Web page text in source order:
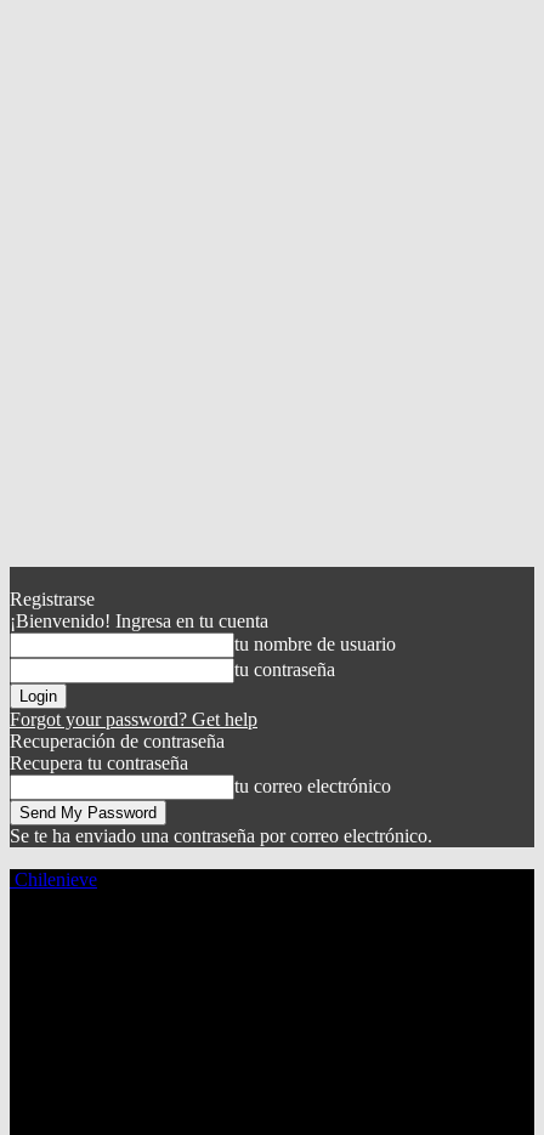
Registrarse
¡Bienvenido! Ingresa en tu cuenta
tu nombre de usuario
tu contraseña
Forgot your password? Get help
Recuperación de contraseña
Recupera tu contraseña
tu correo electrónico
Se te ha enviado una contraseña por correo electrónico.
Chilenieve